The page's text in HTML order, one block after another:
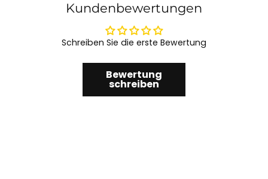
Kundenbewertungen
Schreiben Sie die erste Bewertung
Bewertung
schreiben